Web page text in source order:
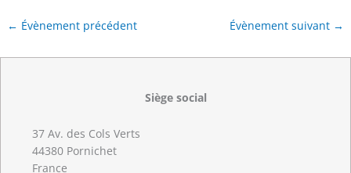
← Évènement précédent Évènement suivant →
Siège social
37 Av. des Cols Verts
44380 Pornichet
France